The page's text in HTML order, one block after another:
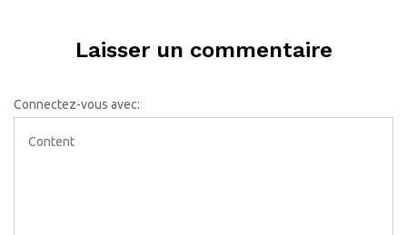
Laisser un commentaire
Connectez-vous avec: